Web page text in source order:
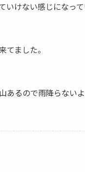
けない感じになって
ました。
あるので雨降らない